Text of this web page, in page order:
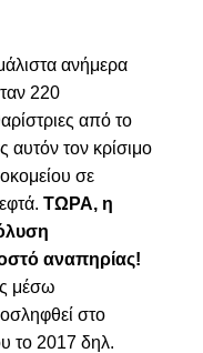
ανήμερα
220
από το
τον κρίσιμο
σε
ΤΩΡΑ, η
αναπηρίας!
μέσω
στο
το 2017 δηλ.